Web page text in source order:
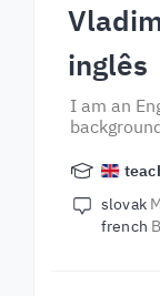
inglês
I am an
slovak
french